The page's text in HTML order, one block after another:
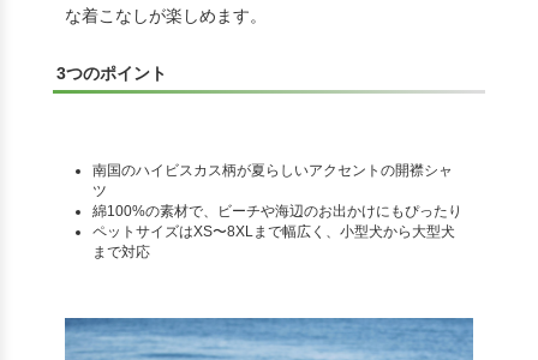
な着こなしが楽しめます。
3つのポイント
南国のハイビスカス柄が夏らしいアクセントの開襟シャ
ツ
綿100%の素材で、ビーチや海辺のお出かけにもぴったり
ペットサイズはXS〜8XLまで幅広く、小型犬から大型犬
まで対応